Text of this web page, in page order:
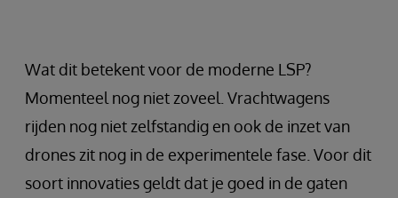
Wat dit betekent voor de moderne LSP?
Momenteel nog niet zoveel. Vrachtwagens
rijden nog niet zelfstandig en ook de inzet van
drones zit nog in de experimentele fase. Voor dit
soort innovaties geldt dat je goed in de gaten